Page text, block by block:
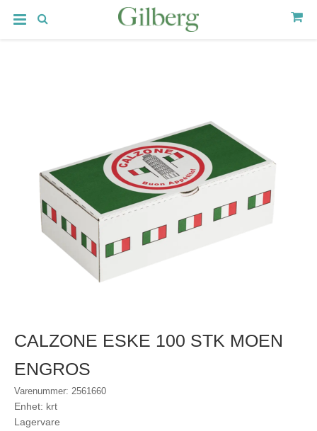
CALZONE ESKE 100 STK MOEN
ENGROS
Varenummer: 2561660
Enhet: krt
Lagervare